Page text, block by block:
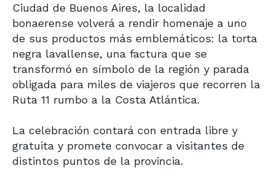
Ciudad de Buenos Aires, la localidad
bonaerense volverá a rendir homenaje a uno
de sus productos más emblemáticos: la torta
negra lavallense, una factura que se
transformó en símbolo de la región y parada
obligada para miles de viajeros que recorren la
Ruta 11 rumbo a la Costa Atlántica.
La celebración contará con entrada libre y
gratuita y promete convocar a visitantes de
distintos puntos de la provincia.